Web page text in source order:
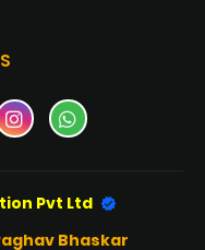
Pvt Ltd
Bhaskar